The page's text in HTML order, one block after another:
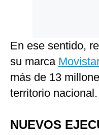
En ese sentido,
su marca Movistar
más de 13
territorio nacional.
NUEVOS